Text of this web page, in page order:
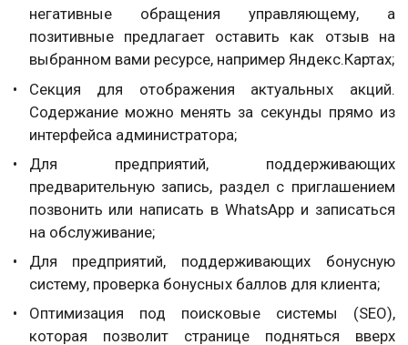
негативные обращения управляющему, а
позитивные предлагает оставить как отзыв на
выбранном вами ресурсе, например Яндекс.Картах;
Секция для отображения актуальных акций.
Содержание можно менять за секунды прямо из
интерфейса администратора;
Для предприятий, поддерживающих
предварительную запись, раздел с приглашением
позвонить или написать в WhatsApp и записаться
на обслуживание;
Для предприятий, поддерживающих бонусную
систему, проверка бонусных баллов для клиента;
Оптимизация под поисковые системы (SEO),
которая позволит странице подняться вверх